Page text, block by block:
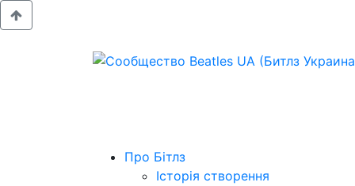
Про Бітлз
Історія створення